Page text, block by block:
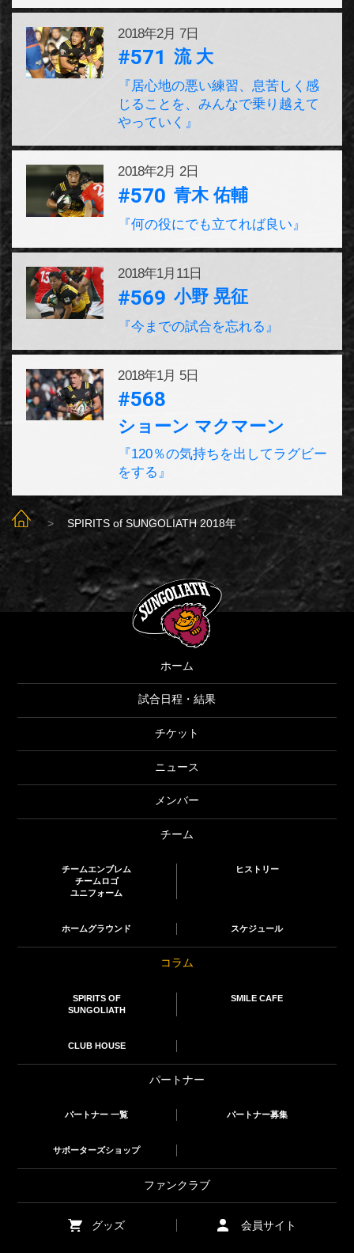
SUNGOLIATH TOP
SPIRITS of SUNGOLIATH 2018年
2018年2月 7日
#571 流 大
『居心地の悪い練習、息苦しく感
じることを、みんなで乗り越えて
やっていく』
2018年2月 2日
#570 青木 佑輔
『何の役にでも立てれば良い』
2018年1月11日
#569 小野 晃征
『今までの試合を忘れる』
2018年1月 5日
#568
ショーン マクマーン
『120％の気持ちを出してラグビー
をする』
SUNGOLIATH
ホーム
試合日程・結果
チケット
ニュース
メンバー
チーム
チームエンブレム
チームロゴ
ユニフォーム
ヒストリー
ホームグラウンド スケジュール
コラム
SPIRITS OF
SUNGOLIATH
SMILE CAFE
CLUB HOUSE
パートナー
パートナー 一覧 パートナー募集
サポーターズショップ
ファンクラブ
グッズ 会員サイト